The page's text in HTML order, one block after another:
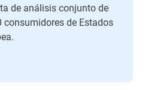
de análisis conjunto de
de Estados